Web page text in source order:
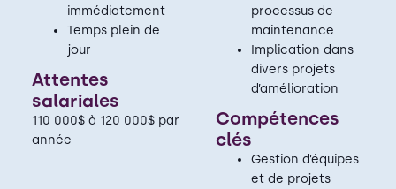
immédiatement
Temps plein de
jour
Attentes
salariales
110 000$ à 120 000$ par
année
processus de
maintenance
Implication dans
divers projets
d’amélioration
Compétences
clés
Gestion d’équipes
et de projets